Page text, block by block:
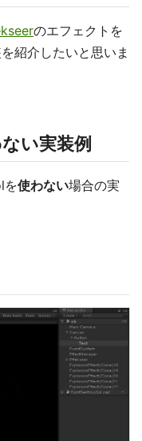
のエフェクトを
紹介したいと思いま
い実装例
を使わない場合の実